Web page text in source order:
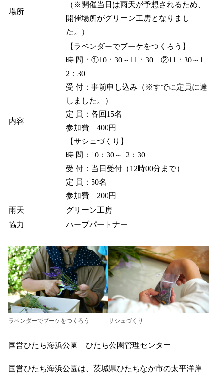
場所
（※開催当日は雨天が予想されるため、
開催場所がグリーン工房となりまし
た。）
内容
【ラベンダーでブーケをつくろう】
時 間：①10：30～11：30 ②11：30～1
2：30
受 付：事前申し込み（※すでに定員に達
しました。）
定 員：各回15名
参加費：400円
【サシェづくり】
時 間：10：30～12：30
受 付：当日受付（12時00分まで）
定 員：50名
参加費：200円
雨天
グリーン工房
協力
ハーブパートナー
ラベンダーでブーケをつくろう サシェづくり
国営ひたち海浜公園 ひたち公園管理センター
国営ひたち海浜公園は、茨城県ひたちなか市の太平洋岸